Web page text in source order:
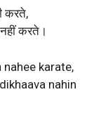
करते,
करते।
karate,
nahin